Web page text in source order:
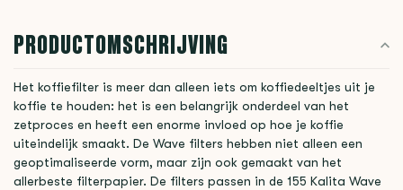
PRODUCTOMSCHRIJVING
Het koffiefilter is meer dan alleen iets om koffiedeeltjes uit je
koffie te houden: het is een belangrijk onderdeel van het
zetproces en heeft een enorme invloed op hoe je koffie
uiteindelijk smaakt. De Wave filters hebben niet alleen een
geoptimaliseerde vorm, maar zijn ook gemaakt van het
allerbeste filterpapier. De filters passen in de 155 Kalita Wave